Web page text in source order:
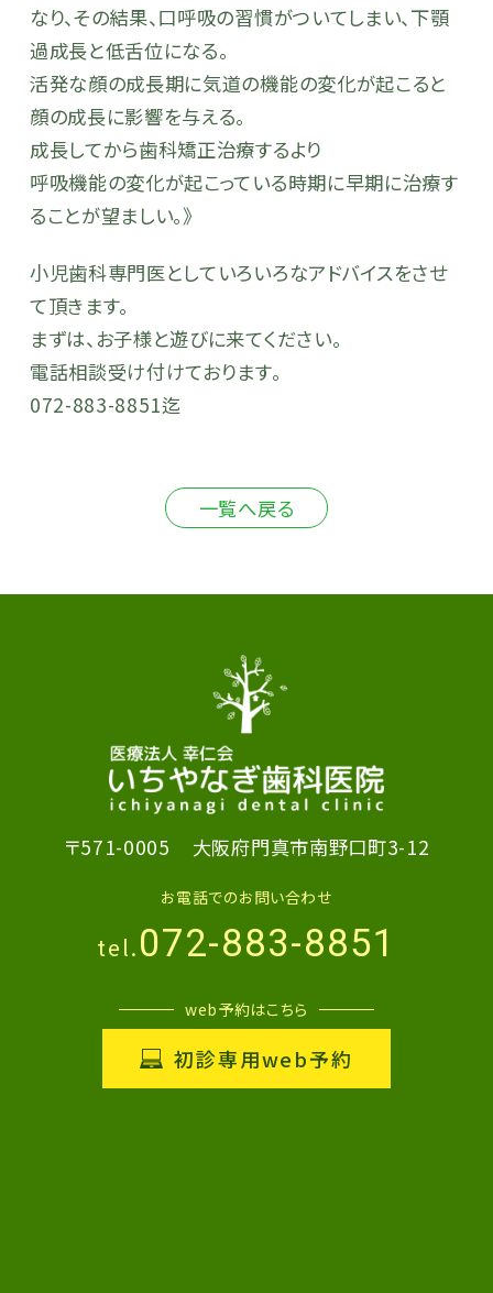
なり、その結果、口呼吸の習慣がついてしまい、下顎
過成長と低舌位になる。
活発な顔の成長期に気道の機能の変化が起こると
顔の成長に影響を与える。
成長してから歯科矯正治療するより
呼吸機能の変化が起こっている時期に早期に治療す
ることが望ましい。》
小児歯科専門医としていろいろなアドバイスをさせ
て頂きます。
まずは、お子様と遊びに来てください。
電話相談受け付けております。
072-883-8851迄
一覧へ戻る
〒571-0005 大阪府門真市南野口町3-12
お電話でのお問い合わせ
tel.072-883-8851
web予約はこちら
初診専用web予約